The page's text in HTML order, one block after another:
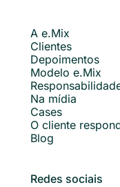
A e.Mix
Clientes
Depoimentos
Modelo e.Mix
Na mídia
Cases
O cliente
Blog
Redes sociais